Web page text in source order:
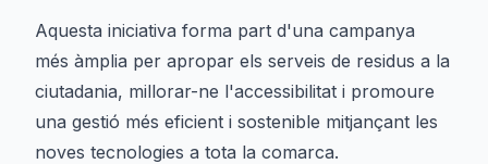
Aquesta iniciativa forma part d'una campanya
més àmplia per apropar els serveis de residus a la
ciutadania, millorar-ne l'accessibilitat i promoure
una gestió més eficient i sostenible mitjançant les
noves tecnologies a tota la comarca.